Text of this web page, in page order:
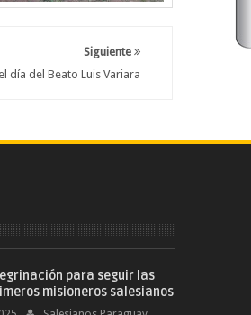
Siguiente
día del Beato Luis Variara
para seguir las
misioneros salesianos